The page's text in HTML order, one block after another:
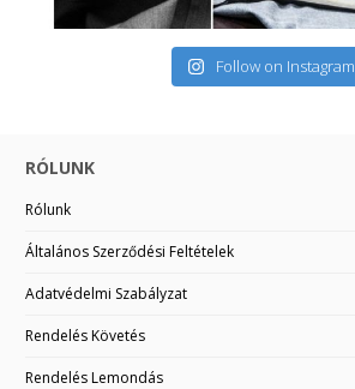
Follow on Instagram
RÓLUNK
Rólunk
Általános Szerződési Feltételek
Adatvédelmi Szabályzat
Rendelés Követés
Rendelés Lemondás